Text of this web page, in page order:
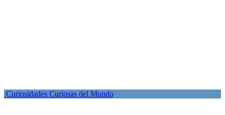
Curiosidades Curiosas del Mundo